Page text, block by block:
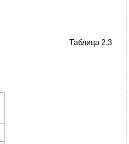
Таблица 2.3